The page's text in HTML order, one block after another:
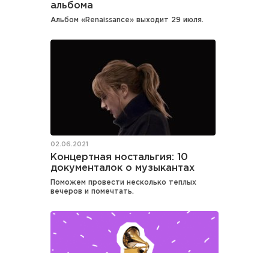
альбома
Альбом «Renaissance» выходит 29 июля.
02.06.2021
Концертная ностальгия: 10
документалок о музыкантах
Поможем провести несколько теплых
вечеров и помечтать.